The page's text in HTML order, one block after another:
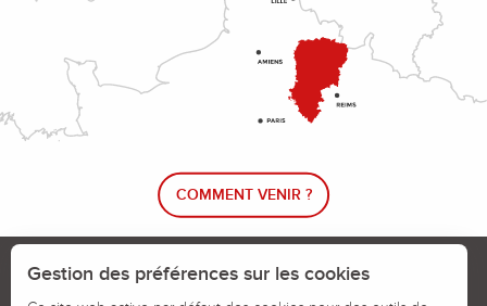
COMMENT VENIR ?
Le blog rando !
Gestion des préférences sur les cookies